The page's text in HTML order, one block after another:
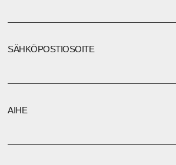
SÄHKÖPOSTIOSOITE
AIHE